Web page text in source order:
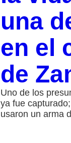
una
en el
de
Uno de los
ya fue
usaron un arma